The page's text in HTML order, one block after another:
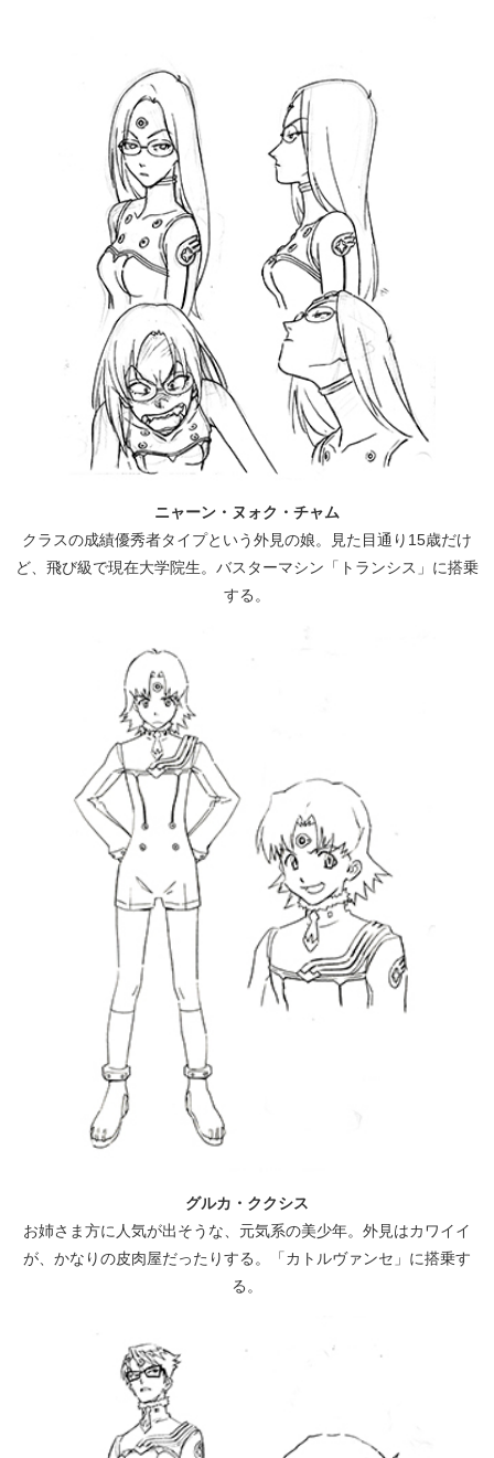
ニャーン・ヌォク・チャム
クラスの成績優秀者タイプという外見の娘。見た目通り15歳だけ
ど、飛び級で現在大学院生。バスターマシン「トランシス」に搭乗
する。
グルカ・ククシス
お姉さま方に人気が出そうな、元気系の美少年。外見はカワイイ
が、かなりの皮肉屋だったりする。「カトルヴァンセ」に搭乗す
る。